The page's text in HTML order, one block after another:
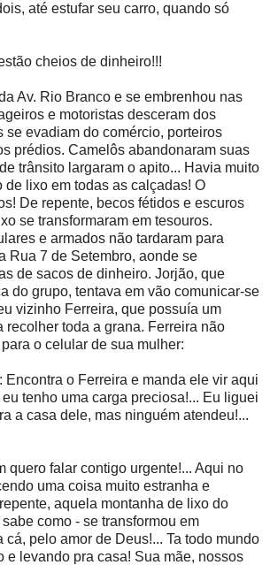
até estufar seu carro, quando só
cheios de dinheiro!!!
Av. Rio Branco e se embrenhou nas
e motoristas desceram dos
se evadiam do comércio, porteiros
prédios. Camelôs abandonaram suas
trânsito largaram o apito... Havia muito
de lixo em todas as calçadas! O
De repente, becos fétidos e escuros
se transformaram em tesouros.
e armados não tardaram para
Rua 7 de Setembro, aonde se
de sacos de dinheiro. Jorjão, que
do grupo, tentava em vão comunicar-se
vizinho Ferreira, que possuía um
recolher toda a grana. Ferreira não
o celular de sua mulher:
Encontra o Ferreira e manda ele vir aqui
tenho uma carga preciosa!... Eu liguei
a casa dele, mas ninguém atendeu!...
quero falar contigo urgente!... Aqui no
uma coisa muito estranha e
aquela montanha de lixo do
como - se transformou em
cá, pelo amor de Deus!... Ta todo mundo
e levando pra casa! Sua mãe, nossos